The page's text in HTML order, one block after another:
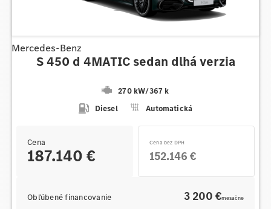
Mercedes-Benz
S 450 d 4MATIC sedan dlhá verzia
270 kW/367 k
Diesel
Automatická
Cena
187.140 €
Cena bez DPH
152.146 €
Obľúbené financovanie 3 200 €mesačne